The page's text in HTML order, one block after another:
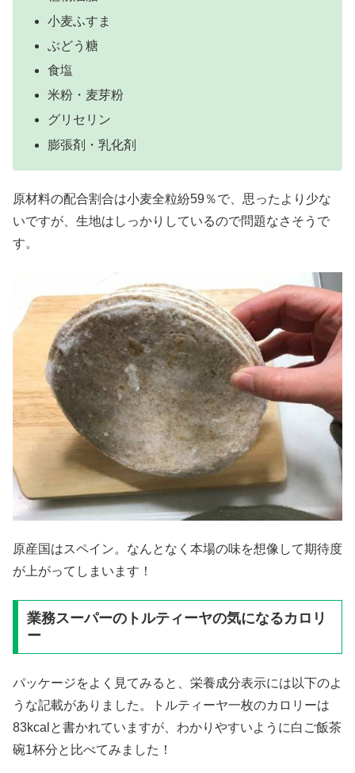
小麦ふすま
ぶどう糖
食塩
米粉・麦芽粉
グリセリン
膨張剤・乳化剤
原材料の配合割合は小麦全粒紛59％で、思ったより少な
いですが、生地はしっかりしているので問題なさそうで
す。
原産国はスペイン。なんとなく本場の味を想像して期待度
が上がってしまいます！
業務スーパーのトルティーヤの気になるカロリ
ー
パッケージをよく見てみると、栄養成分表示には以下のよ
うな記載がありました。トルティーヤ一枚のカロリーは
83kcalと書かれていますが、わかりやすいように白ご飯茶
碗1杯分と比べてみました！